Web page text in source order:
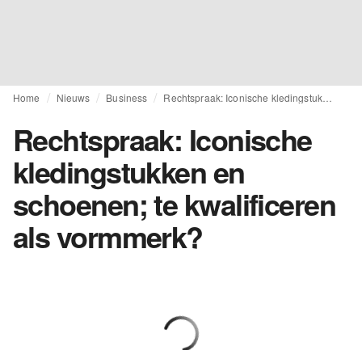
Home Nieuws Business Rechtspraak: Iconische kledingstukken en schoenen; te kwalificeren als vormmerk?
Rechtspraak: Iconische
kledingstukken en
schoenen; te kwalificeren
als vormmerk?